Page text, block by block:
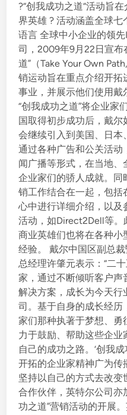
笔
记
本
电
脑
L
a
t
i
t
u
d
Z
d
i
n
?“创我成功之道“活动旨
界英雄 ? 活动涵盖全球
语言 全球中小企业的领
司，2009年9月22日宣布
道”（Take Your Own
销运动旨在重点介绍开拓
事业，并展示他们使用戴
“创我成功之道”将企业家
国取得初步成功后，戴
会继续引入到美国、日
通过各种广告和公关活
闻广播等形式，在当地
企业家们的骄人成就。
销工作结合在一起，包括
心中进行详细介绍，以及
活动，如Direct2Dell等。
商业英雄们也将在各种小
经验。 戴尔中国区副总
总经理许肇元表示：“二
家，通过不断倾听客户声
解决方案，成长为今天行
司。基于自身的成长经历
家们那种执著于梦想、
力于鼓励、帮助这些企
自己的成功之路。‘创我
开拓的企业家精神广为传
坚持以自己的方式去改变
合作伙伴，英特尔公司亦
功之道”营销活动的开展